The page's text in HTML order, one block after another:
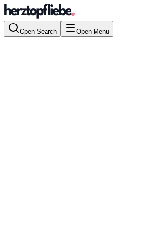
Open Search Open Menu